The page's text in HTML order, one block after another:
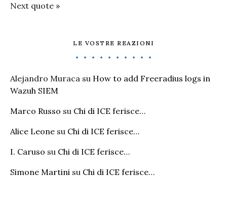
Next quote »
LE VOSTRE REAZIONI
Alejandro Muraca su How to add Freeradius logs in
Wazuh SIEM
Marco Russo su Chi di ICE ferisce…
Alice Leone su Chi di ICE ferisce…
I. Caruso su Chi di ICE ferisce…
Simone Martini su Chi di ICE ferisce…